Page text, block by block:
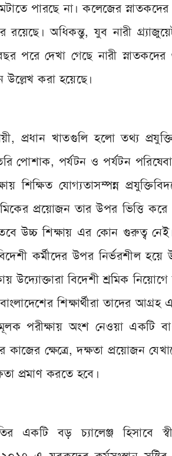
পারছে না। কলেজের
রয়েছে। অধিকন্তু, যুব নারী
পরে দেখা গেছে নারী
করা হয়েছে।
প্রধান খাতগুলি হলো তথ্য
পোশাক, পর্যটন ও পর্যটন
শিক্ষিত যোগ্যতাসম্পন্ন
প্রয়োজন তার উপর ভিত্তি করে
উচ্চ শিক্ষায় এর কোন গুরুত্ব
কর্মীদের উপর নির্ভরশীল হয়ে
উদ্যোক্তারা বিদেশী শ্রমিক নিয়োগে
শিক্ষার্থীরা তাদের
পরীক্ষায় অংশ নেওয়া
কাজের ক্ষেত্রে, দক্ষতা প্রয়োজন
প্রমাণ করতে হবে।
একটি বড় চ্যালেঞ্জ হিসাবে